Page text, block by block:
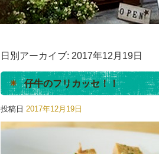
日別アーカイブ: 2017年12月19日
仔牛のフリカッセ！！
投稿日 2017年12月19日